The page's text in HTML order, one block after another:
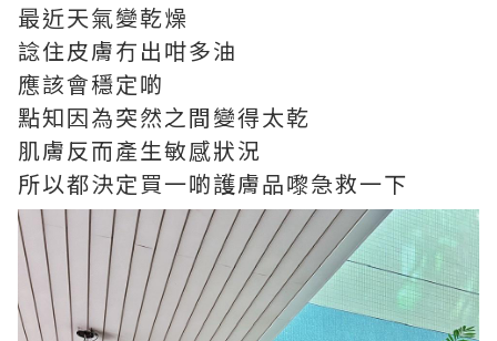
最近天氣變乾燥
諗住皮膚冇出咁多油
應該會穩定啲
點知因為突然之間變得太乾
肌膚反而產生敏感狀況
所以都決定買一啲護膚品嚟急救一下